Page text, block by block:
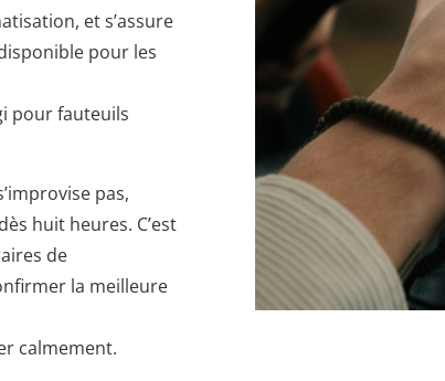
et s’assure
pour les
pour fauteuils
pas,
huit heures. C’est
de
la meilleure
calmement.